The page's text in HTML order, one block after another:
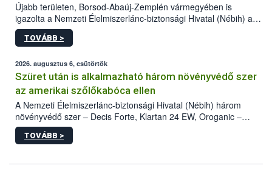
Újabb területen, Borsod-Abaúj-Zemplén vármegyében is
igazolta a Nemzeti Élelmiszerlánc-biztonsági Hivatal (Nébih) a
kőrisrontó karcsúdíszbogár (Agrilus planipennis) jelenlétét. A
kártevőt nem csak színcsapdában találták meg, de már fertőzött
az intenzív felderítést, emellett az intézkedéseket a szlovák
hatósággal is összehangolják a terjedés megállítása érdekében.
TOVÁBB >
2026. augusztus 6, csütörtök
Szüret után is alkalmazható három növényvédő szer
az amerikai szőlőkabóca ellen
A Nemzeti Élelmiszerlánc-biztonsági Hivatal (Nébih) három
növényvédő szer – Decis Forte, Klartan 24 EW, Oroganic –
engedélyokiratát módosította, így azok a szüretet követően,
egészen a vesszőérettség (BBCH 91) stádiumáig
érésű szőlőkben is legyen lehetőség a károsító elleni további
TOVÁBB >